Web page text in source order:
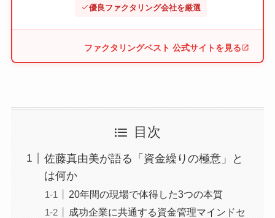
優良ファクタリング会社を厳選
ファクタリングベスト 公式サイトを見る
目次
佐藤真由美が語る「資金繰りの極意」と
は何か
20年間の現場で体得した3つの本質
成功企業に共通する資金管理マインドセ